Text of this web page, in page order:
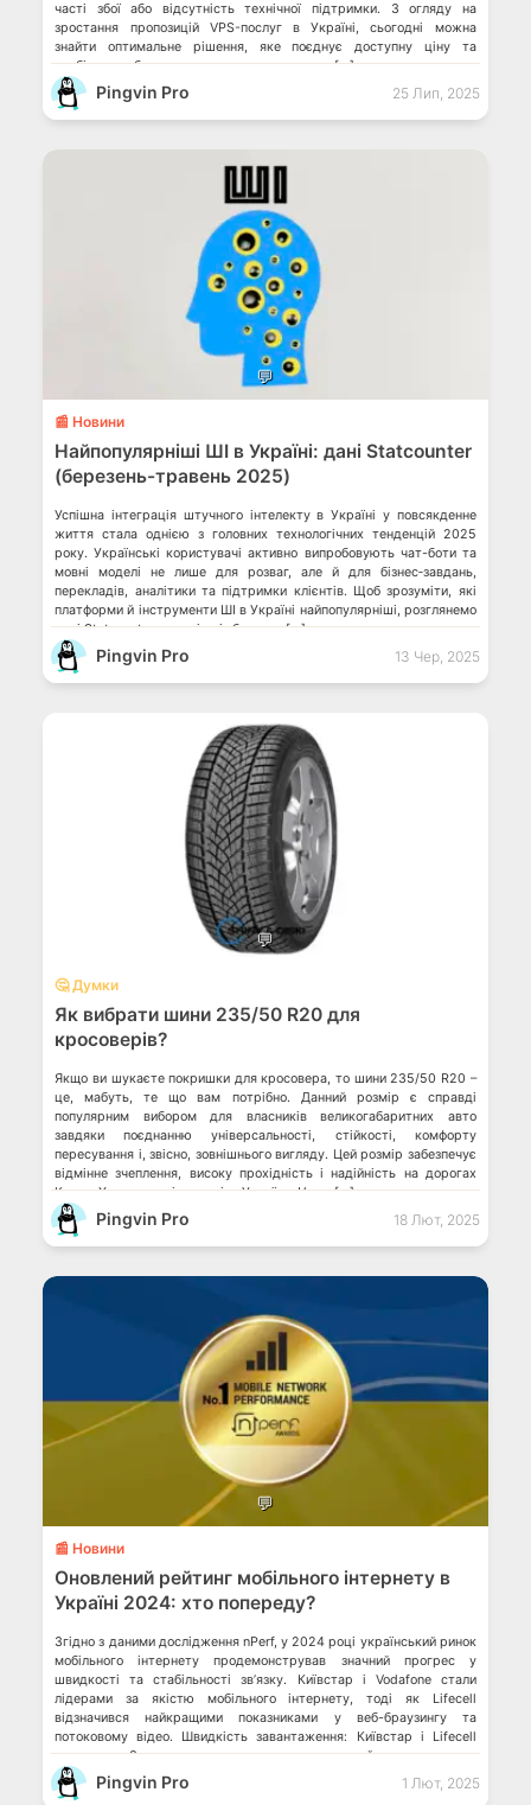
часті збої або відсутність технічної підтримки. З огляду на
зростання пропозицій VPS-послуг в Україні, сьогодні можна
знайти оптимальне рішення, яке поєднує доступну ціну та
стабільну роботу — важливо лише знати, на […]
Pingvin Pro 25 Лип, 2025
💬
📰 Новини
Найпопулярніші ШІ в Україні: дані Statcounter
(березень-травень 2025)
Успішна інтеграція штучного інтелекту в Україні у повсякденне
життя стала однією з головних технологічних тенденцій 2025
року. Українські користувачі активно випробовують чат-боти та
мовні моделі не лише для розваг, але й для бізнес‑завдань,
перекладів, аналітики та підтримки клієнтів. Щоб зрозуміти, які
платформи й інструменти ШІ в Україні найпопулярніші, розглянемо
дані Statcounter за період із березня […]
Pingvin Pro 13 Чер, 2025
💬
🤔 Думки
Як вибрати шини 235/50 R20 для
кросоверів?
Якщо ви шукаєте покришки для кросовера, то шини 235/50 R20 –
це, мабуть, те що вам потрібно. Данний розмір є справді
популярним вибором для власників великогабаритних авто
завдяки поєднанню універсальності, стійкості, комфорту
пересування і, звісно, зовнішнього вигляду. Цей розмір забезпечує
відмінне зчеплення, високу прохідність і надійність на дорогах
Києва, Харкова та інших міст України. Чому […]
Pingvin Pro 18 Лют, 2025
💬
📰 Новини
Оновлений рейтинг мобільного інтернету в
Україні 2024: хто попереду?
Згідно з даними дослідження nPerf, у 2024 році український ринок
мобільного інтернету продемонстрував значний прогрес у
швидкості та стабільності зв’язку. Київстар і Vodafone стали
лідерами за якістю мобільного інтернету, тоді як Lifecell
відзначився найкращими показниками у веб-браузингу та
потоковому відео. Швидкість завантаження: Київстар і Lifecell
попереду За результатами тестування, найвищу середню
швидкість завантаження даних продемонстрував […]
Pingvin Pro 1 Лют, 2025